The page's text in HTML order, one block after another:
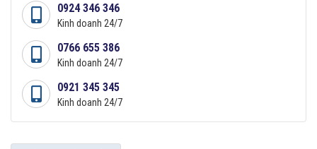
0924 346 346
Kinh doanh 24/7
0766 655 386
Kinh doanh 24/7
0921 345 345
Kinh doanh 24/7